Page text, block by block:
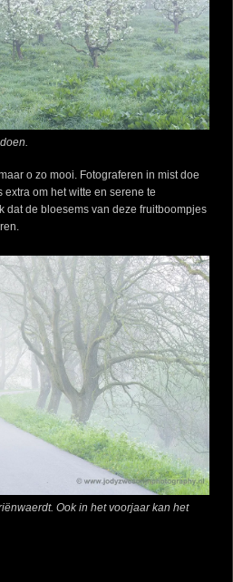
o zo mooi. Fotograferen in mist doe
extra om het witte en serene te
dat de bloesems van deze fruitboompjes
Ook in het voorjaar kan het